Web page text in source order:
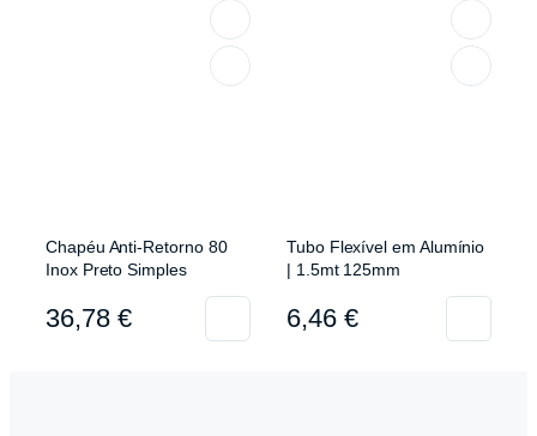
Chapéu Anti-Retorno 80
Inox Preto Simples
36,78 €
Tubo Flexível em Alumínio
| 1.5mt 125mm
6,46 €